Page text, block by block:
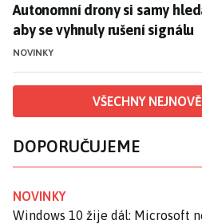
Autonomní drony si samy
aby se vyhnuly rušení signálu
NOVINKY
VŠECHNY
DOPORUČUJEME
NOVINKY
Windows 10 žije dál: Microsoft